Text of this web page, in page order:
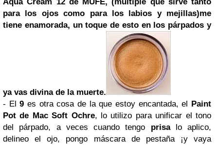
para los ojos como para los labios y mejillas)me
tiene enamorada, un toque de esto en los párpados y
ya vas divina de la muerte.
- El9es otra cosa de la que estoy encantada, el Paint
Pot de Mac Soft Ochre, lo utilizo para unificar el tono
del párpado, a veces cuando tengo prisalo aplico,
delineo el ojo, pongo máscara de pestaña ¡y vaya